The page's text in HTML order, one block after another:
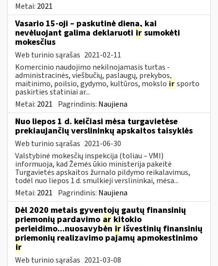
Metai: 2021
Vasario 15-oji – paskutinė diena, kai
nevėluojant galima deklaruoti ir sumokėti
mokesčius
Web turinio sąrašas 2021-02-11
Komercinio naudojimo nekilnojamasis turtas -
administracinės, viešbučių, paslaugų, prekybos,
maitinimo, poilsio, gydymo, kultūros, mokslo irsporto
paskirties statiniai ar...
Metai: 2021 Pagrindinis: Naujiena
Nuo liepos 1 d. keičiasi mėsa turgavietėse
prekiaujančių verslininkų apskaitos taisyklės
Web turinio sąrašas 2021-06-30
Valstybinė mokesčių inspekcija (toliau – VMI)
informuoja, kad Žemės ūkio ministerija pakeitė
Turgavietės apskaitos žurnalo pildymo reikalavimus,
todėl nuo liepos 1 d. smulkieji verslininkai, mėsa...
Metai: 2021 Pagrindinis: Naujiena
Dėl 2020 metais gyventojų gautų finansinių
priemonių pardavimo ar kitokio
perleidimo...nuosavybėn ir išvestinių finansinių
priemonių realizavimo pajamų apmokestinimo
ir
Web turinio sąrašas 2021-03-08